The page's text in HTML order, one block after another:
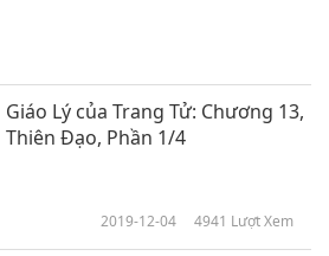
2019-05-11 6114Lượt Xem
Giáo Lý của Trang Tử: Chương 13,
Thiên Đạo, Phần 1/4
2019-12-04 4941 Lượt Xem